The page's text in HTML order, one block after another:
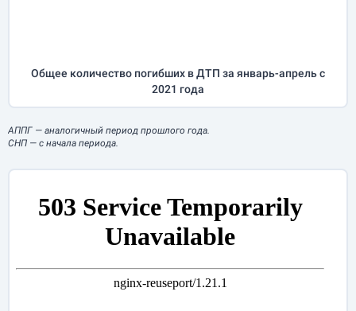
Общее количество погибших в ДТП за январь-апрельс
2021 года
АППГ — аналогичный период прошлого года.
СНП — с начала периода.